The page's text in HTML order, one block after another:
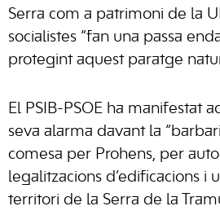
Serra com a patrimoni de la
socialistes “fan una passa
protegint aquest paratge
El PSIB-PSOE ha manifestat
seva alarma davant la
comesa per Prohens, per
legalitzacions d’edificacions i
territori de la Serra de la